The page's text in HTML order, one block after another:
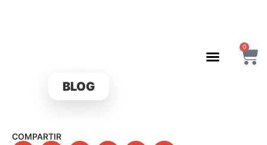
0
BLOG
COMPARTIR